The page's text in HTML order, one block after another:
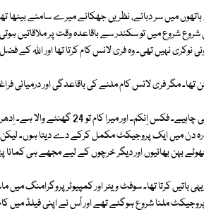
ہاتھوں میں سر دبائے، نظریں جھکائے میرے سامنے بیٹھا
شروع میں تو سکندر سے باقاعدہ وقت پر ملاقاتیں
نہیں تھی۔ وہ فری لانس کام کرتا تھا اور اللہ کے
تھا۔ مگر فری لانس کام ملنے کی باقاعدگی اور درمیانی
''سر! باقاعدہ جاب ہونی چاہیے۔
دن میں ایک پروجیکٹ مکمل کرکے دے دیتا ہوں۔
بہن بھائیوں اور دیگر خرچوں کے لیے مجھے ہی
باتیں کرتا تھا۔ سوفٹ ویئر اور کمپیوٹر پروگرامنگ
ملنا شروع ہوگئے تھے اور اُس نے اپنی فیلڈ میں کام